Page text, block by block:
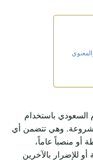
السعودي باستخدام
مشروعة. وهي تتضمن أي
منصباً عاماً،
للإضرار بالآخرين